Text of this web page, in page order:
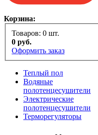
Корзина:
Товаров: 0 шт.
0 руб.
Оформить заказ
Теплый пол
Водяные
полотенцесушители
Электрические
полотенцесушители
Терморегуляторы